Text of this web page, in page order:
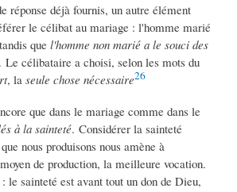
réponse déjà fournis, un autre élément
le célibat au mariage : l'homme marié
que l'homme non marié a le souci des
. Le célibataire a choisi, selon les mots du
, la seule chose nécessaire26
que dans le mariage comme dans le
à la sainteté. Considérer la sainteté
nous produisons nous amène à
de production, la meilleure vocation.
le sainteté est avant tout un don de Dieu,